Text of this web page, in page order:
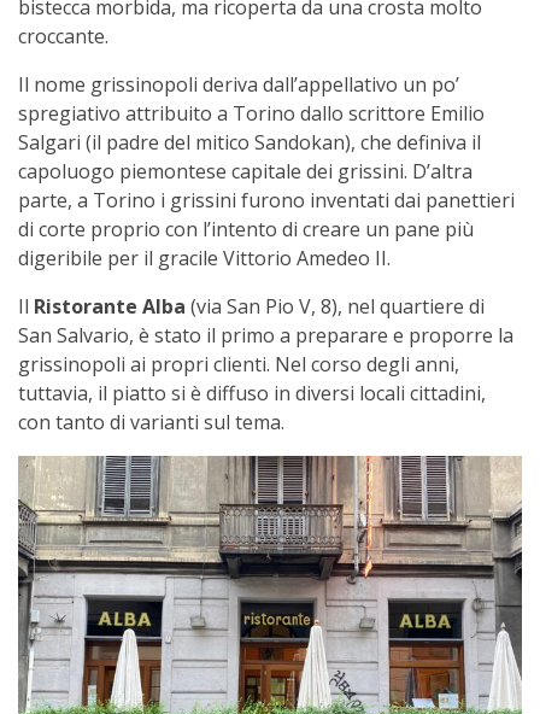
bistecca morbida, ma ricoperta da una crosta molto
croccante.
Il nome grissinopoli deriva dall’appellativo un po’
spregiativo attribuito a Torino dallo scrittore Emilio
Salgari (il padre del mitico Sandokan), che definiva il
capoluogo piemontese capitale dei grissini. D’altra
parte, a Torino i grissini furono inventati dai panettieri
di corte proprio con l’intento di creare un pane più
digeribile per il gracile Vittorio Amedeo II.
Il Ristorante Alba (via San Pio V, 8), nel quartiere di
San Salvario, è stato il primo a preparare e proporre la
grissinopoli ai propri clienti. Nel corso degli anni,
tuttavia, il piatto si è diffuso in diversi locali cittadini,
con tanto di varianti sul tema.